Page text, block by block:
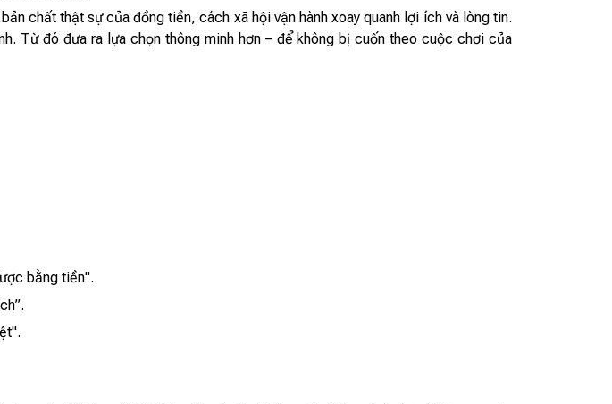
chất thật sự của đồng tiền, cách xã hội vận hành xoay quanh lợi ích và lòng tin.
Từ đó đưa ra lựa chọn thông minh hơn – để không bị cuốn theo cuộc chơi của
bằng tiền".